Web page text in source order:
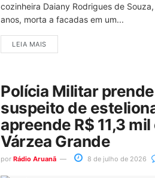
cozinheira Daiany Rodrigues de
anos, morta a facadas em um...
LEIA MAIS
Polícia Militar prende
suspeito de
apreende R$ 11,3 mil
Várzea Grande
por Rádio Aruanã 8 de julho de 2026